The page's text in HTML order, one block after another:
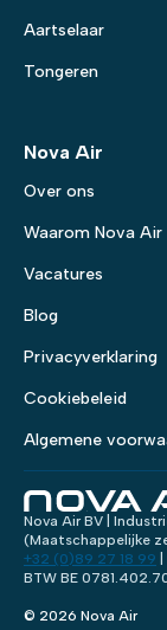
Aartselaar
Tongeren
Nova Air
Over ons
Waarom Nova Air
Vacatures
Blog
Privacyverklaring
Cookiebeleid
Algemene
© 2026 Nova Air
+32 (0)89 27 18 99
BTW BE
Nova Air BV |
(Maatschappelijke